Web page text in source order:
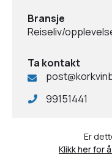
Bransje
Reiseliv/
Ta kontakt
99151441
Er
Klikk her for